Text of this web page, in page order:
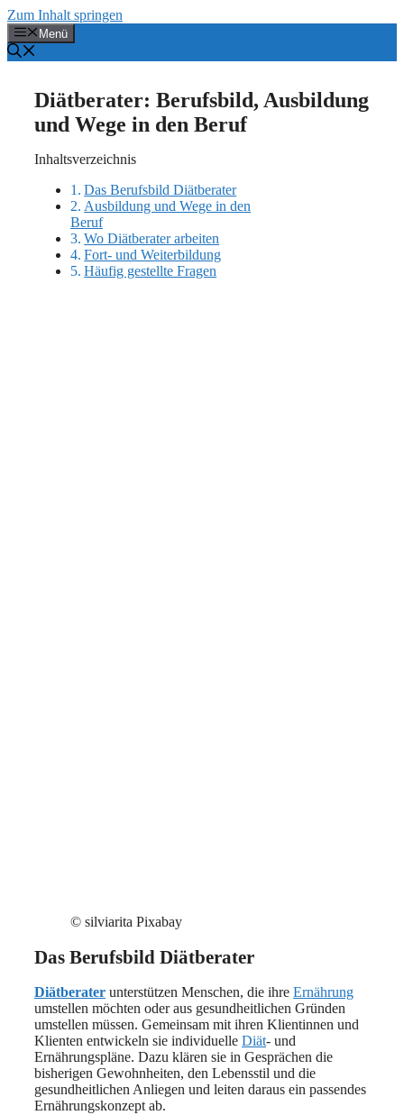
Zum Inhalt springen
Menü
Diätberater: Berufsbild, Ausbildung
und Wege in den Beruf
Inhaltsverzeichnis
Das Berufsbild Diätberater
Ausbildung und Wege in den
Beruf
Wo Diätberater arbeiten
Fort- und Weiterbildung
Häufig gestellte Fragen
© silviarita Pixabay
Das Berufsbild Diätberater
Diätberater unterstützen Menschen, die ihre Ernährung
umstellen möchten oder aus gesundheitlichen Gründen
umstellen müssen. Gemeinsam mit ihren Klientinnen und
Klienten entwickeln sie individuelle Diät- und
Ernährungspläne. Dazu klären sie in Gesprächen die
bisherigen Gewohnheiten, den Lebensstil und die
gesundheitlichen Anliegen und leiten daraus ein passendes
Ernährungskonzept ab.